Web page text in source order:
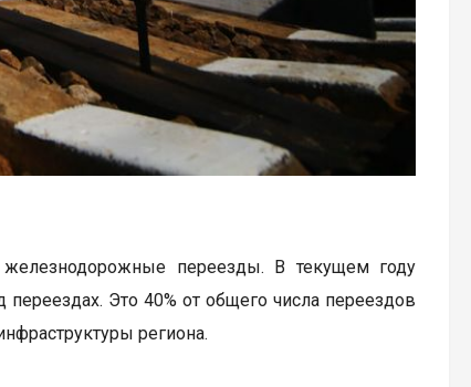
переезды. В текущем году
Это 40% от общего числа переездов
региона.